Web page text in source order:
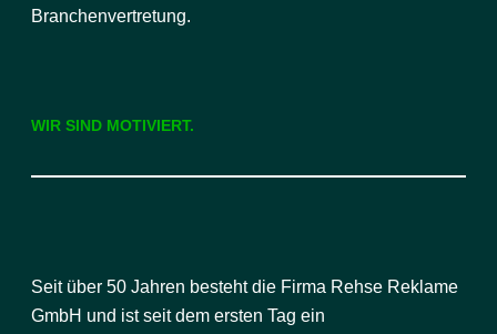
Branchenvertretung.
WIR SIND MOTIVIERT.
Seit über 50 Jahren besteht die Firma Rehse Reklame
GmbH und ist seit dem ersten Tag ein